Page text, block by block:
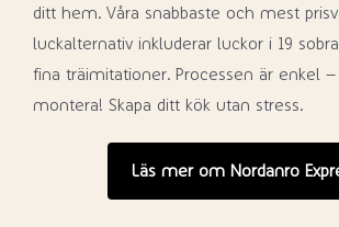
ditt hem. Våra snabbaste och mest
luckalternativ inkluderar luckor i 19
fina träimitationer. Processen är enkel –
montera! Skapa ditt kök utan stress.
Läs mer om Nordanro